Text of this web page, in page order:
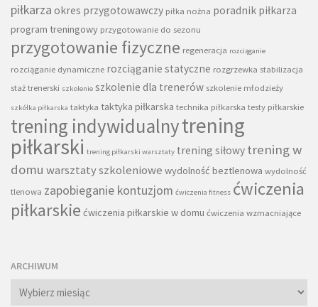
piłkarza okres przygotowawczy piłka nożna poradnik piłkarza
program treningowy przygotowanie do sezonu
przygotowanie fizyczne regeneracja rozciąganie
rozciąganie dynamiczne rozciąganie statyczne rozgrzewka stabilizacja
staż trenerski szkolenie szkolenie dla trenerów szkolenie młodzieży
szkółka piłkarska taktyka taktyka piłkarska technika piłkarska testy piłkarskie
trening indywidualnytrening
piłkarski trening piłkarski warsztaty trening siłowy trening w
domu warsztaty szkoleniowe wydolność beztlenowa wydolność
tlenowa zapobieganie kontuzjom ćwiczenia fitness ćwiczenia
piłkarskie ćwiczenia piłkarskie w domu ćwiczenia wzmacniające
ARCHIWUM
Archiwum